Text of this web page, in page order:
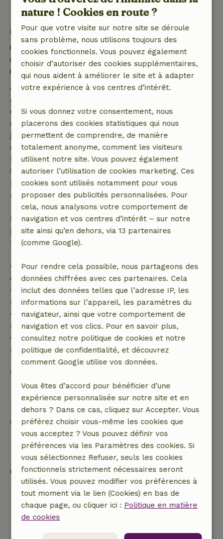
Bon à savoir
Détails du séjour
Arrivée: 15:00- 21:00
Départ: 07:00- 11:00
Séjour sans contact possible
Annulation gratuite dans les 7 jours
Annulation gratuite dans les 7 jours suivant la
confirmation de ta réservation, à condition que la
demande de réservation ait été effectuée plus de 28
jours avant la date de début. Pour les réservations
dont la date de début est dans les 28 jours,
l'annulation gratuite s'applique dans les 24 heures.
Si tu annules dans le délai indiqué, tu as droit à un
remboursement intégral du montant de la
réservation.
Passé ce délai, tu recevras un remboursement
partiel du coût du séjour et un remboursement à
100 % de l'acompte :
• Jusqu'à 42 jours avant l'arrivée : remboursement
de 70 %
• Entre 42 et 28 jours avant l'arrivée :
remboursement de 40 %
• De 28 jours avant l'arrivée jusqu'au jour même :
remboursement de 10 %
• Le jour de l'arrivée ou après : aucun
remboursement
Voir tout
Poser une question
Contacte le propriétaire de la Maison nature.
Envoyer un message
Commencer ma réservation
nature ! Cookies en route ?
Pour que votre visite sur notre site se déroule
sans problème, nous utilisons toujours des
cookies fonctionnels. Vous pouvez également
choisir d’autoriser des cookies supplémentaires,
qui nous aident à améliorer le site et à adapter
votre expérience à vos centres d’intérêt.
Si vous donnez votre consentement, nous
placerons des cookies statistiques qui nous
permettent de comprendre, de manière
totalement anonyme, comment les visiteurs
utilisent notre site. Vous pouvez également
autoriser l’utilisation de cookies marketing. Ces
cookies sont utilisés notamment pour vous
proposer des publicités personnalisées. Pour
cela, nous analysons votre comportement de
navigation et vos centres d’intérêt – sur notre
site ainsi qu’en dehors, via 13 partenaires
(comme Google).
Pour rendre cela possible, nous partageons des
données chiffrées avec ces partenaires. Cela
inclut des données telles que l’adresse IP, les
informations sur l’appareil, les paramètres du
navigateur, ainsi que votre comportement de
navigation et vos clics. Pour en savoir plus,
consultez notre politique de cookies et notre
politique de confidentialité, et découvrez
comment Google utilise vos données.
Vous êtes d’accord pour bénéficier d’une
expérience personnalisée sur notre site et en
dehors ? Dans ce cas, cliquez sur Accepter. Vous
préférez choisir vous-même les cookies que
vous acceptez ? Vous pouvez définir vos
préférences via les Paramètres des cookies. Si
vous sélectionnez Refuser, seuls les cookies
fonctionnels strictement nécessaires seront
utilisés. Vous pouvez modifier vos préférences à
tout moment via le lien (Cookies) en bas de
chaque page, ou cliquer ici : Politique en matière
de cookies